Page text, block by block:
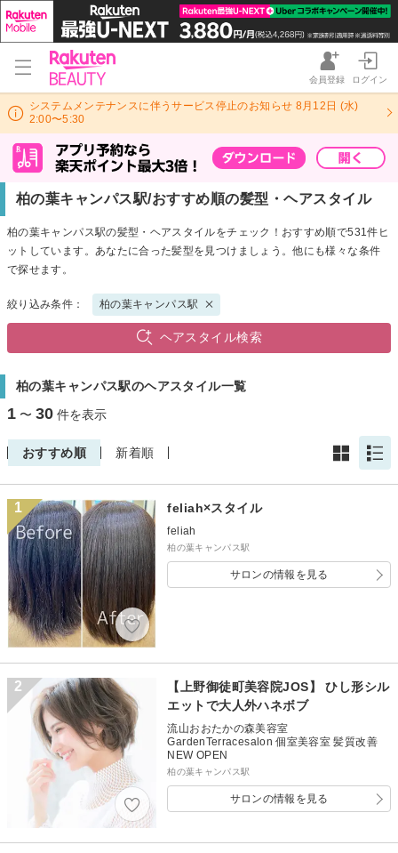
会員登録 ログイン
システムメンテナンスに伴うサービス停止のお知らせ 8月12日 (水)
2:00〜5:30
柏の葉キャンパス駅/おすすめ順の髪型・ヘアスタイル
柏の葉キャンパス駅の髪型・ヘアスタイルをチェック！おすすめ順で531件ヒ
ットしています。あなたに合った髪型を見つけましょう。他にも様々な条件
で探せます。
絞り込み条件： 柏の葉キャンパス駅
ヘアスタイル検索
柏の葉キャンパス駅のヘアスタイル一覧
1 〜 30 件を表示
おすすめ順 新着順
1 feliah×スタイル
feliah
柏の葉キャンパス駅
サロンの情報を見る
2
【上野御徒町美容院JOS】 ひし形シル
エットで大人外ハネボブ
流山おおたかの森美容室
GardenTerracesalon 個室美容室 髪質改善
NEW OPEN
柏の葉キャンパス駅
サロンの情報を見る